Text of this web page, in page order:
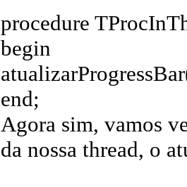
procedure
begin
end;
Agora sim, vamos
da nossa thread, o